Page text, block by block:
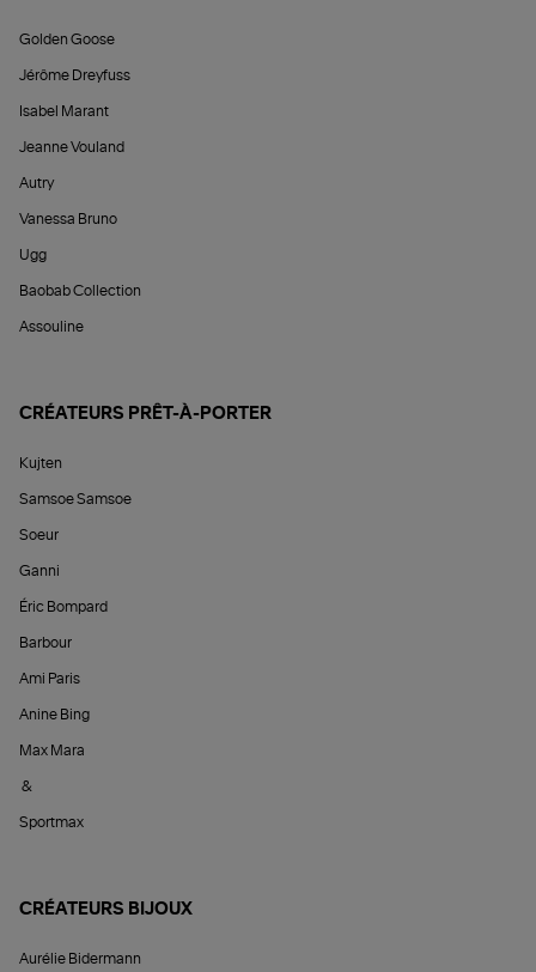
Golden Goose
Jérôme Dreyfuss
Isabel Marant
Jeanne Vouland
Autry
Vanessa Bruno
Ugg
Baobab Collection
Assouline
CRÉATEURS PRÊT-À-PORTER
Kujten
Samsoe Samsoe
Soeur
Ganni
Éric Bompard
Barbour
Ami Paris
Anine Bing
Max Mara
&
Sportmax
CRÉATEURS BIJOUX
Aurélie Bidermann